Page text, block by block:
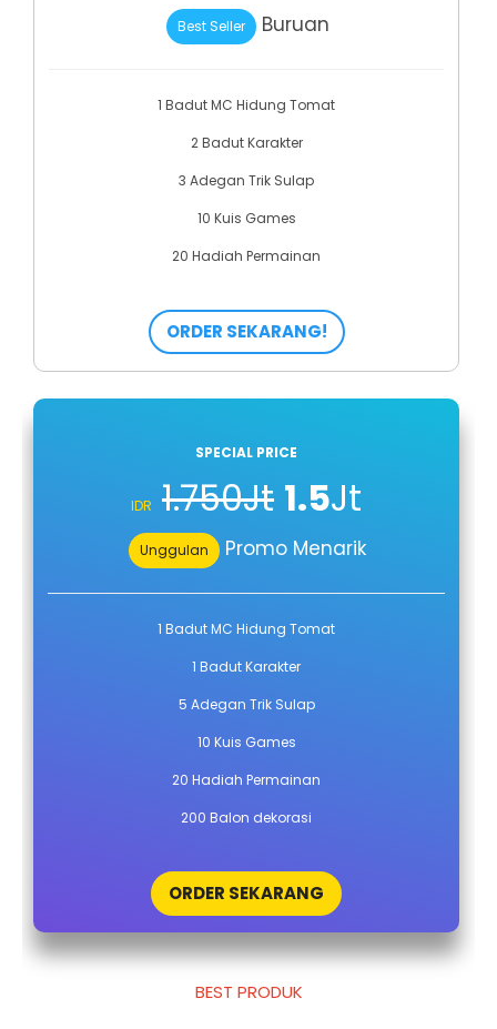
Best Seller Buruan
1 Badut MC Hidung Tomat
2 Badut Karakter
3 Adegan Trik Sulap
10 Kuis Games
20 Hadiah Permainan
ORDER SEKARANG!
SPECIAL PRICE
IDR 1.750Jt 1.5Jt
Unggulan Promo Menarik
1 Badut MC Hidung Tomat
1 Badut Karakter
5 Adegan Trik Sulap
10 Kuis Games
20 Hadiah Permainan
200 Balon dekorasi
ORDER SEKARANG
BEST PRODUK